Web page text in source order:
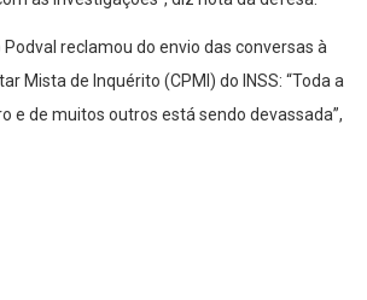
reclamou do envio das conversas à
Mista de Inquérito (CPMI) do INSS: “Toda a
e de muitos outros está sendo devassada”,